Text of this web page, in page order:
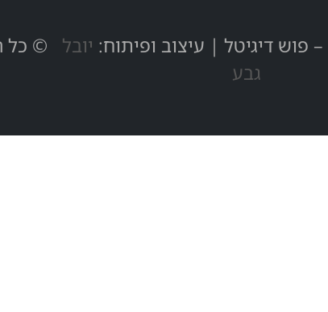
– פוש דיגיטל | עיצוב ופיתוח: יובל
גבע
© כל